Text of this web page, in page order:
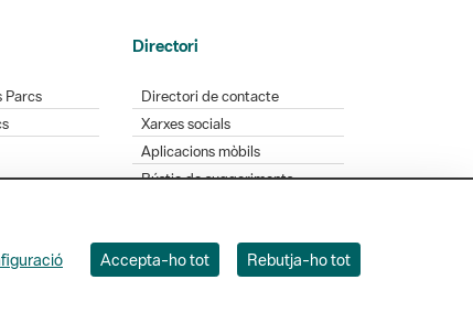
Parcs
Directori
Directori de contacte
Xarxes socials
Aplicacions mòbils
Bústia de suggeriments
49. 08005 Barcelona. Tel. 934 022 428
Accepta-ho tot Rebutja-ho tot